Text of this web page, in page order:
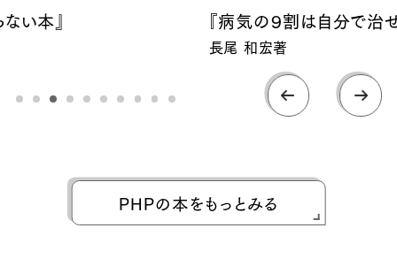
PHPの本をもっとみる
『病気の９割は自分で治せる！』
長尾 和宏著